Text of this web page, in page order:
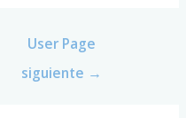
User Page
siguiente →